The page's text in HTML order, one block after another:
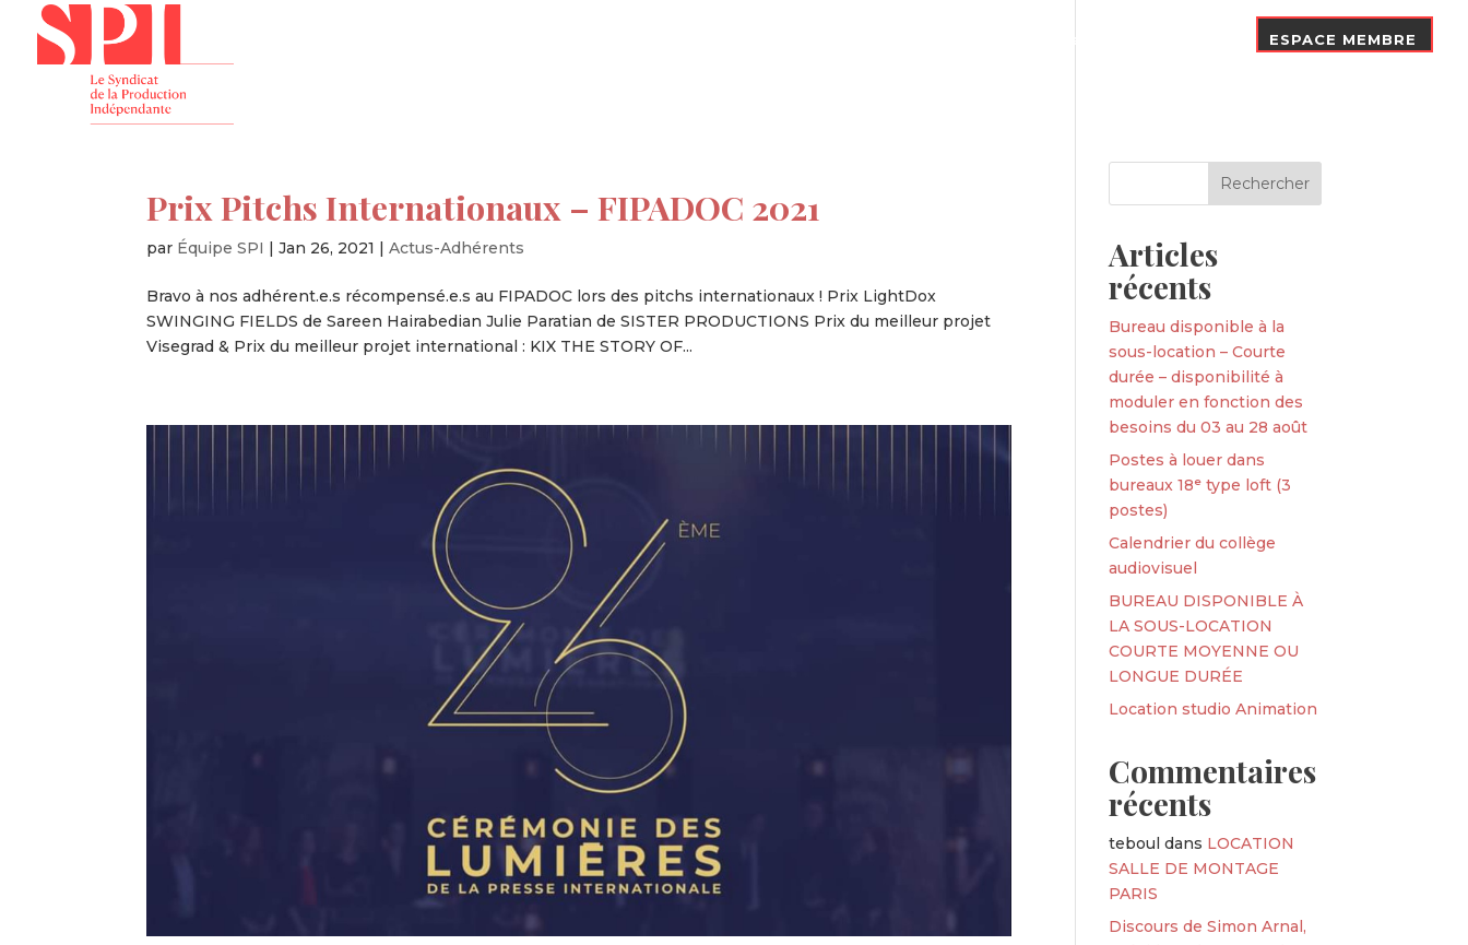
Nos Adhérents ESPACE MEMBRE
Prix Pitchs Internationaux – FIPADOC 2021
par Équipe SPI |Jan 26, 2021 |Actus-Adhérents
Bravo à nos adhérent.e.s récompensé.e.s au FIPADOC lors des pitchs internationaux ! Prix LightDox
SWINGING FIELDS de Sareen Hairabedian Julie Paratian de SISTER PRODUCTIONS Prix du meilleur projet
Visegrad & Prix du meilleur projet international : KIX THE STORY OF...
Articles
récents
Bureau disponible à la
sous-location – Courte
durée – disponibilité à
moduler en fonction des
besoins du 03 au 28 août
Postes à louer dans
bureaux 18ᵉ type loft (3
postes)
Calendrier du collège
audiovisuel
BUREAU DISPONIBLE À
LA SOUS-LOCATION
COURTE MOYENNE OU
LONGUE DURÉE
Location studio Animation
Commentaires
récents
teboul dans LOCATION
SALLE DE MONTAGE
PARIS
Discours de Simon Arnal,